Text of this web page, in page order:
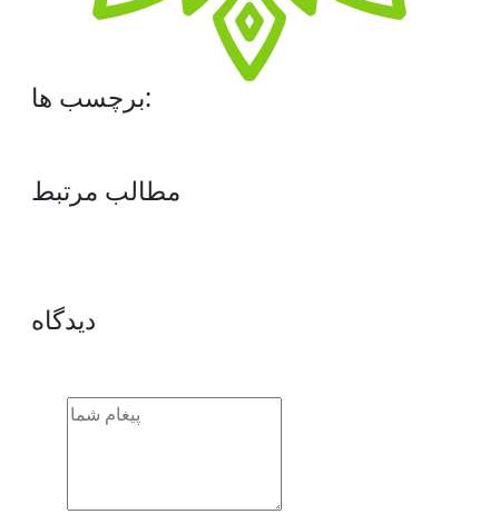
برچسب ها:
مطالب مرتبط
دیدگاه